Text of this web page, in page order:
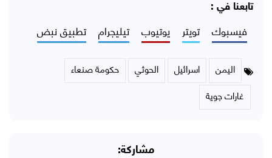
تابعنا في :
فيسبوك تويتر يوتيوب تيليجرام تطبيق نبض
اليمن اسرائيل الحوثي
حكومة صنعاء
غارات جوية
مشاركة: